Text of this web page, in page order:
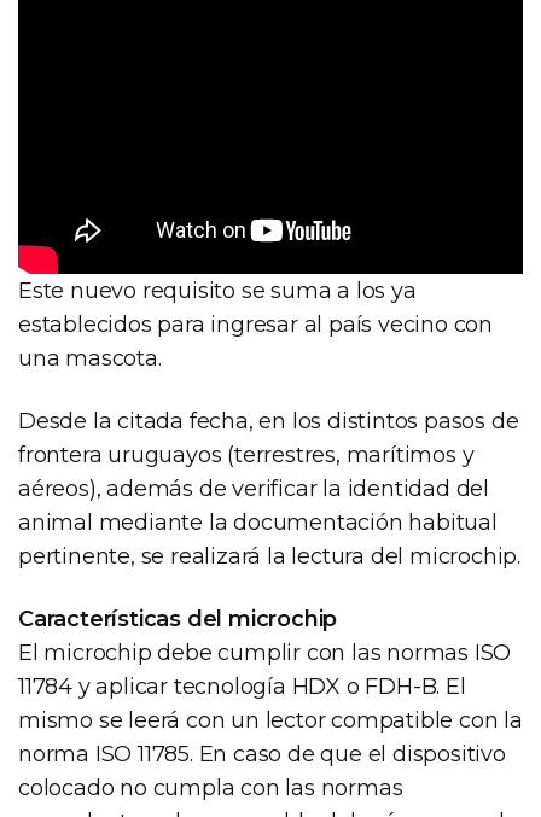
Este nuevo requisito se suma a los ya
establecidos para ingresar al país vecino con
una mascota.
Desde la citada fecha, en los distintos pasos de
frontera uruguayos (terrestres, marítimos y
aéreos), además de verificar la identidad del
animal mediante la documentación habitual
pertinente, se realizará la lectura del microchip.
Características del microchip
El microchip debe cumplir con las normas ISO
11784 y aplicar tecnología HDX o FDH-B. El
mismo se leerá con un lector compatible con la
norma ISO 11785. En caso de que el dispositivo
colocado no cumpla con las normas